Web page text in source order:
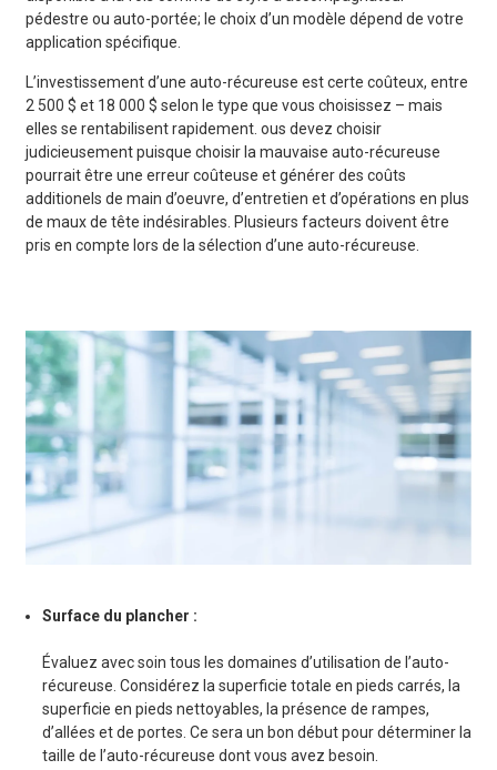
pédestre ou auto-portée; le choix d’un modèle dépend de votre
application spécifique.
L’investissement d’une auto-récureuse est certe coûteux, entre
2 500 $ et 18 000 $ selon le type que vous choisissez – mais
elles se rentabilisent rapidement. ous devez choisir
judicieusement puisque choisir la mauvaise auto-récureuse
pourrait être une erreur coûteuse et générer des coûts
additionels de main d’oeuvre, d’entretien et d’opérations en plus
de maux de tête indésirables. Plusieurs facteurs doivent être
pris en compte lors de la sélection d’une auto-récureuse.
Surface du plancher :
Évaluez avec soin tous les domaines d’utilisation de l’auto-
récureuse. Considérez la superficie totale en pieds carrés, la
superficie en pieds nettoyables, la présence de rampes,
d’allées et de portes. Ce sera un bon début pour déterminer la
taille de l’auto-récureuse dont vous avez besoin.